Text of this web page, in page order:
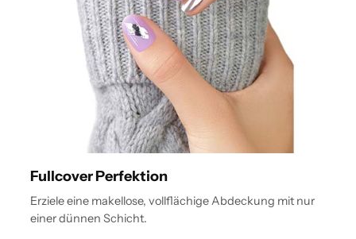
Fullcover Perfektion
Erziele eine makellose, vollflächige Abdeckung mit nur
einer dünnen Schicht.